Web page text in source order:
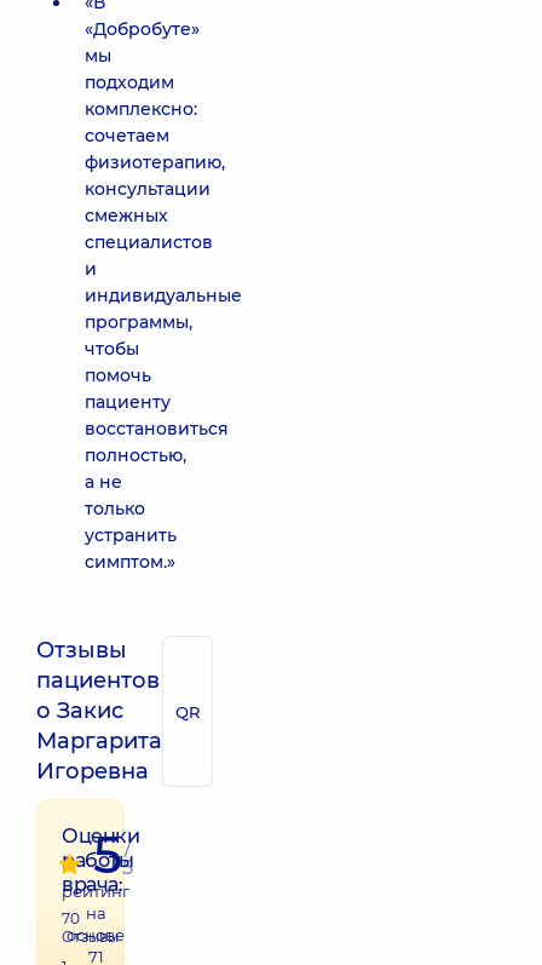
«Добробуте»
мы
подходим
комплексно:
сочетаем
физиотерапию,
консультации
смежных
специалистов
и
индивидуальные
программы,
чтобы
помочь
пациенту
восстановиться
полностью,
а не
только
устранить
симптом.»
Отзывы
пациентов
о Закис
Маргарита
Игоревна
QR
Оценки
работы
врача:
70
Отзывы
5/
5
рейтинг
на
основе
71